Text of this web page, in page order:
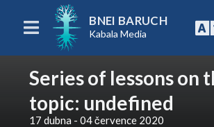
BNEI BARUCH
Kabala Media
Series of lessons on
topic: undefined
17 dubna - 04 července 2020